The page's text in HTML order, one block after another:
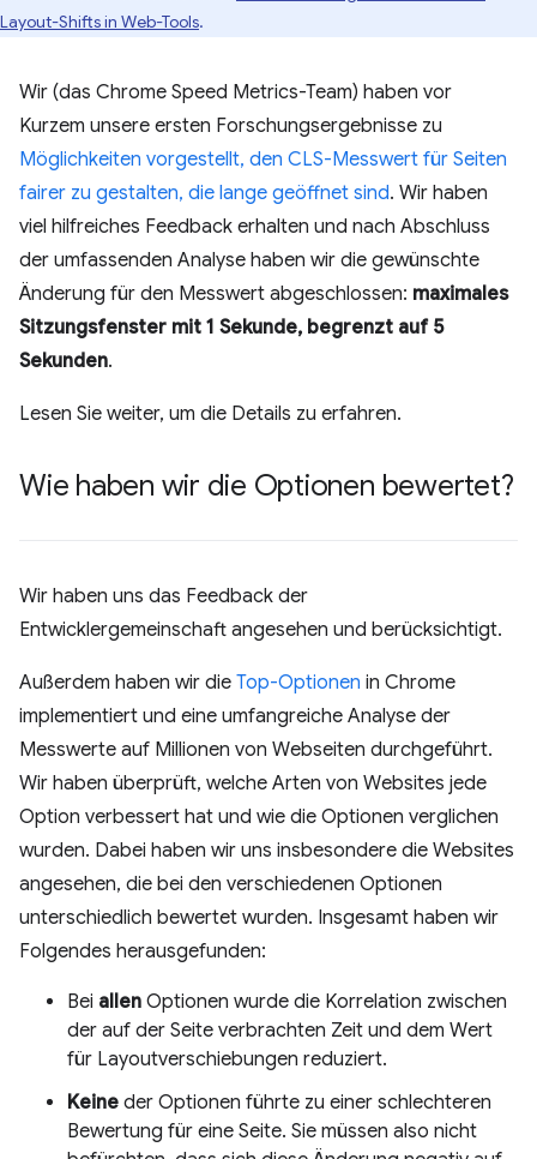
Layout-Shifts in Web-Tools.
Wir (das Chrome Speed Metrics-Team) haben vor
Kurzem unsere ersten Forschungsergebnisse zu
Möglichkeiten vorgestellt, den CLS-Messwert für Seiten
fairer zu gestalten, die lange geöffnet sind. Wir haben
viel hilfreiches Feedback erhalten und nach Abschluss
der umfassenden Analyse haben wir die gewünschte
Änderung für den Messwert abgeschlossen: maximales
Sitzungsfenster mit 1 Sekunde, begrenzt auf 5
Sekunden.
Lesen Sie weiter, um die Details zu erfahren.
Wie haben wir die Optionen bewertet?
Wir haben uns das Feedback der
Entwicklergemeinschaft angesehen und berücksichtigt.
Außerdem haben wir die Top-Optionen in Chrome
implementiert und eine umfangreiche Analyse der
Messwerte auf Millionen von Webseiten durchgeführt.
Wir haben überprüft, welche Arten von Websites jede
Option verbessert hat und wie die Optionen verglichen
wurden. Dabei haben wir uns insbesondere die Websites
angesehen, die bei den verschiedenen Optionen
unterschiedlich bewertet wurden. Insgesamt haben wir
Folgendes herausgefunden:
Bei allen Optionen wurde die Korrelation zwischen
der auf der Seite verbrachten Zeit und dem Wert
für Layoutverschiebungen reduziert.
Keine der Optionen führte zu einer schlechteren
Bewertung für eine Seite. Sie müssen also nicht